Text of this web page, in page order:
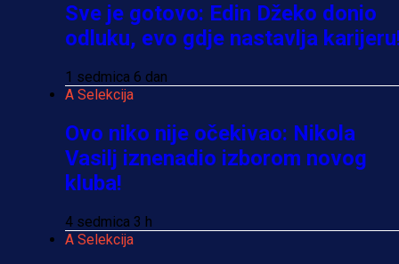
Sve je gotovo: Edin Džeko donio
odluku, evo gdje nastavlja
1 sedmica 6 dan
A Selekcija
Ovo niko nije očekivao: Nikola
Vasilj iznenadio izborom novog
kluba!
4 sedmica 3 h
A Selekcija